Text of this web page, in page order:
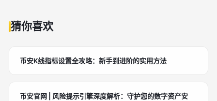
猜你喜欢
币安K线指标设置全攻略：新手到进阶的实用方法
币安官网 | 风险提示引擎深度解析：守护您的数字资产安